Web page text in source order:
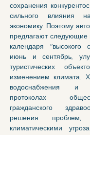
сохранения
сильного влияния
экономику. Поэтому
предлагают
календаря "высокого
июнь и сентябрь,
туристических
изменением климата.
водоснабжения
протоколах
гражданского
решения проблем,
климатическими